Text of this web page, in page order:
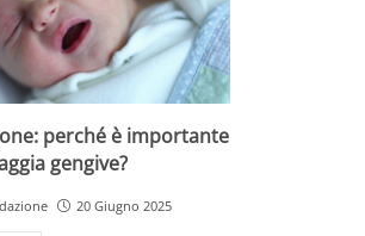
perché è importante
gengive?
20 Giugno 2025